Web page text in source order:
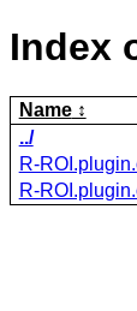
Index
Name
../
R-
R-